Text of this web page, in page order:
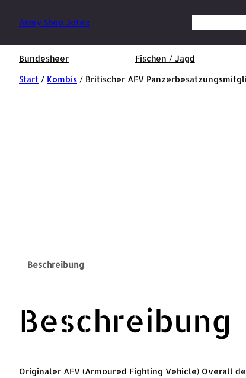
Army Shop Jotex
Bundesheer Fischen / Jagd
Start / Kombis / Britischer AFV
Beschreibung
Beschreibung
Originaler AFV (Armoured Fighting Vehicle) Overall